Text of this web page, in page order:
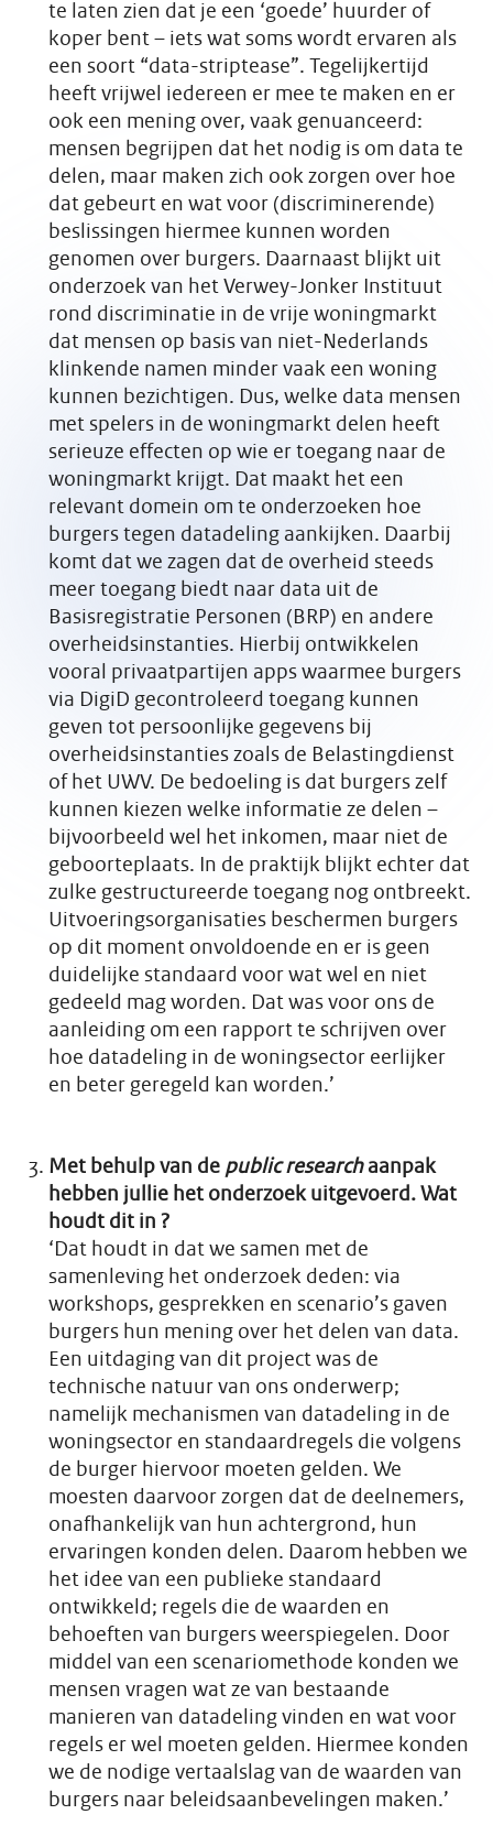
te laten zien dat je een ‘goede’ huurder of
koper bent – iets wat soms wordt ervaren als
een soort “data-striptease”. Tegelijkertijd
heeft vrijwel iedereen er mee te maken en er
ook een mening over, vaak genuanceerd:
mensen begrijpen dat het nodig is om data te
delen, maar maken zich ook zorgen over hoe
dat gebeurt en wat voor (discriminerende)
beslissingen hiermee kunnen worden
genomen over burgers. Daarnaast blijkt uit
onderzoek van het Verwey-Jonker Instituut
rond discriminatie in de vrije woningmarkt
dat mensen op basis van niet-Nederlands
klinkende namen minder vaak een woning
kunnen bezichtigen. Dus, welke data mensen
met spelers in de woningmarkt delen heeft
serieuze effecten op wie er toegang naar de
woningmarkt krijgt. Dat maakt het een
relevant domein om te onderzoeken hoe
burgers tegen datadeling aankijken. Daarbij
komt dat we zagen dat de overheid steeds
meer toegang biedt naar data uit de
Basisregistratie Personen (BRP) en andere
overheidsinstanties. Hierbij ontwikkelen
vooral privaatpartijen apps waarmee burgers
via DigiD gecontroleerd toegang kunnen
geven tot persoonlijke gegevens bij
overheidsinstanties zoals de Belastingdienst
of het UWV. De bedoeling is dat burgers zelf
kunnen kiezen welke informatie ze delen –
bijvoorbeeld wel het inkomen, maar niet de
geboorteplaats. In de praktijk blijkt echter dat
zulke gestructureerde toegang nog ontbreekt.
Uitvoeringsorganisaties beschermen burgers
op dit moment onvoldoende en er is geen
duidelijke standaard voor wat wel en niet
gedeeld mag worden. Dat was voor ons de
aanleiding om een rapport te schrijven over
hoe datadeling in de woningsector eerlijker
en beter geregeld kan worden.’
Met behulp van de public research aanpak
hebben jullie het onderzoek uitgevoerd. Wat
houdt dit in ?
‘Dat houdt in dat we samen met de
samenleving het onderzoek deden: via
workshops, gesprekken en scenario’s gaven
burgers hun mening over het delen van data.
Een uitdaging van dit project was de
technische natuur van ons onderwerp;
namelijk mechanismen van datadeling in de
woningsector en standaardregels die volgens
de burger hiervoor moeten gelden. We
moesten daarvoor zorgen dat de deelnemers,
onafhankelijk van hun achtergrond, hun
ervaringen konden delen. Daarom hebben we
het idee van een publieke standaard
ontwikkeld; regels die de waarden en
behoeften van burgers weerspiegelen. Door
middel van een scenariomethode konden we
mensen vragen wat ze van bestaande
manieren van datadeling vinden en wat voor
regels er wel moeten gelden. Hiermee konden
we de nodige vertaalslag van de waarden van
burgers naar beleidsaanbevelingen maken.’